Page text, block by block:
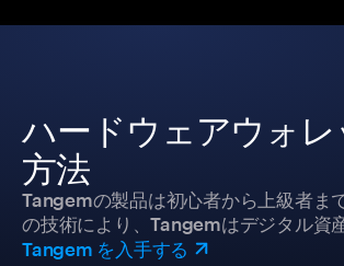
ハードウェアウォ
方法
Tangemの製品は初心者から上級者ま
の技術により、Tangemはデジタル資
Tangem を入手する